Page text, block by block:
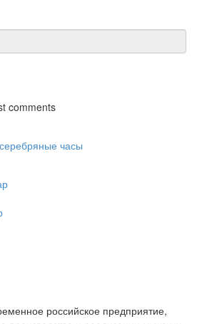
comments
часы
российское предприятие,